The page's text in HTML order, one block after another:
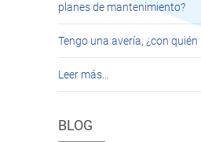
planes de mantenimiento?
Tengo una avería, ¿con
Leer más…
BLOG